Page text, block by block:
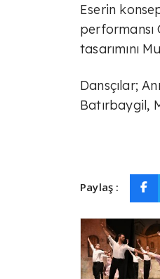
Eserin
performansı
tasarımını
Dansçılar;
Batırbaygil,
Paylaş :